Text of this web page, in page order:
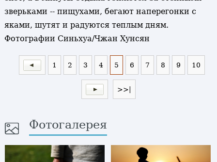
зверьками -- пищухами, бегают наперегонки с
яками, шутят и радуются теплым дням.
Фотографии Синьхуа/Чжан Хунсян
1 2 3 4 5 6 7 8 9 10
>>|
Фотогалерея